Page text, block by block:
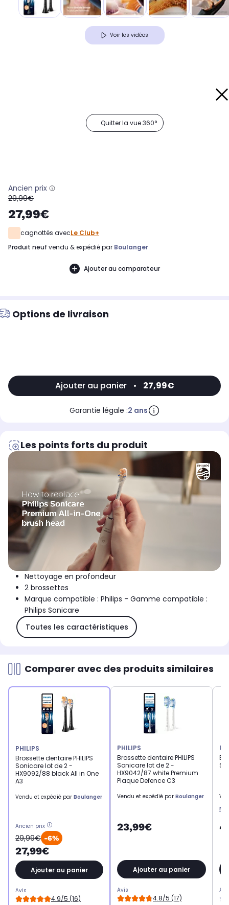
Voir les vidéos
Quitter la vue 360°
Ancien prix
oldPrice
29,99€
27,99€
cagnottés avecLe Club+
produit neuf vendu & expédié par Boulanger
Ajouter au comparateur
Options de livraison
Ajouter au panier • 27,99€
Garantie légale :2 ans
Les points forts du produit
Nettoyage en profondeur
2 brossettes
Marque compatible : Philips - Gamme compatible :
Philips Sonicare
Toutes les caractéristiques
Comparer avec des produits similaires
PHILIPS
Brossette dentaire PHILIPS
Sonicare lot de 2 -
HX9092/88 black All in One
A3
Vendu et expédié par Boulanger
Ancien prix
29,99€ -6%
27,99€
Ajouter au panier
Avis
4.9/5 (16)
PHILIPS
Brossette dentaire PHILIPS
Sonicare lot de 2 -
HX9042/87 white Premium
Plaque Defence C3
Vendu et expédié par Boulanger
23,99€
Ajouter au panier
Avis
4.8/5 (17)